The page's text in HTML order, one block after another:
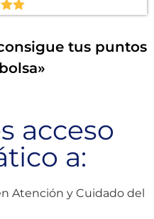
tus puntos
acceso
a:
Atención y Cuidado del